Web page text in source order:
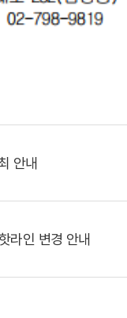
안내
라인 변경 안내